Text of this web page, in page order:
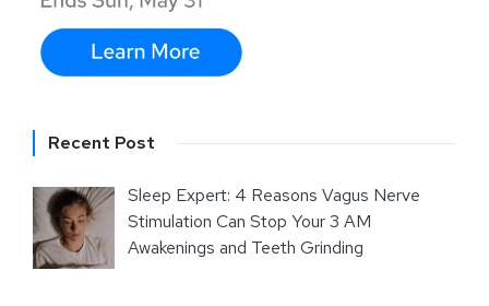
Recent Post
Sleep Expert: 4 Reasons Vagus Nerve
Stimulation Can Stop Your 3 AM
Awakenings and Teeth Grinding